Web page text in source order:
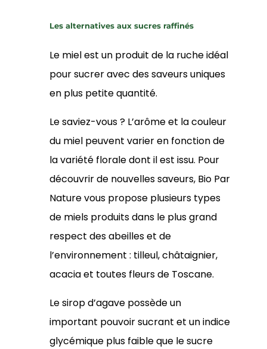
Les alternatives aux sucres raffinés
Le miel est un produit de la ruche idéal
pour sucrer avec des saveurs uniques
en plus petite quantité.
Le saviez-vous ? L’arôme et la couleur
du miel peuvent varier en fonction de
la variété florale dont il est issu. Pour
découvrir de nouvelles saveurs, Bio Par
Nature vous propose plusieurs types
de miels produits dans le plus grand
respect des abeilles et de
l’environnement : tilleul, châtaignier,
acacia et toutes fleurs de Toscane.
Le sirop d’agave possède un
important pouvoir sucrant et un indice
glycémique plus faible que le sucre